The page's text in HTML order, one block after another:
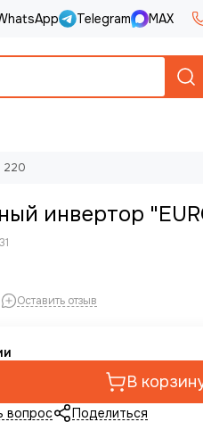
Telegram MAX
220
инвертор
Оставить отзыв
В
вопрос Поделиться